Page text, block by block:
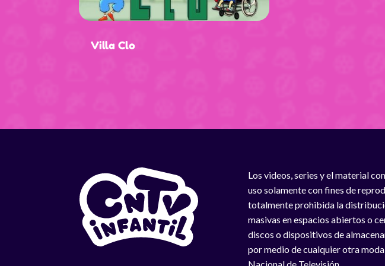
Villa Clo
Los videos, series y el material
uso solamente con fines de
totalmente prohibida la
masivas en espacios abiertos o
discos o dispositivos de
por medio de cualquier otra